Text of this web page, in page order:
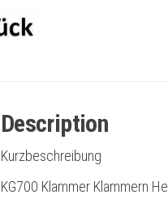
Description
Kurzbeschreibung
KG700 Klammer Klammern